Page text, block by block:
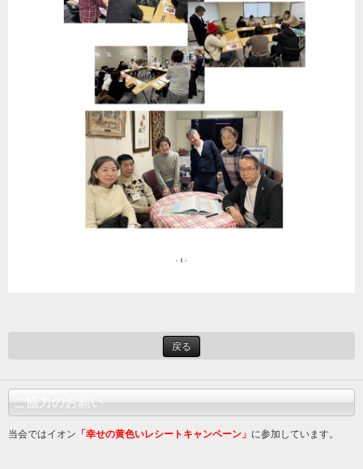
戻る
ご協力のお願い
当会ではイオン 「幸せの黄色いレシートキャンペーン」 に参加しています。